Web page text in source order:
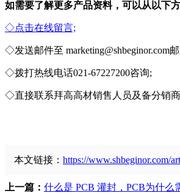
如需要了解更多产品资料，可以从以下
◇点击在线留言;
◇发送邮件至 marketing@shbeginor.com
◇拨打热线电话021-67227200咨询;
◇直接联系拜高高材销售人员及备分销
本文链接： https://www.shbeginor.com/
上一篇： 什么是 PCB 灌封，PCB为什么